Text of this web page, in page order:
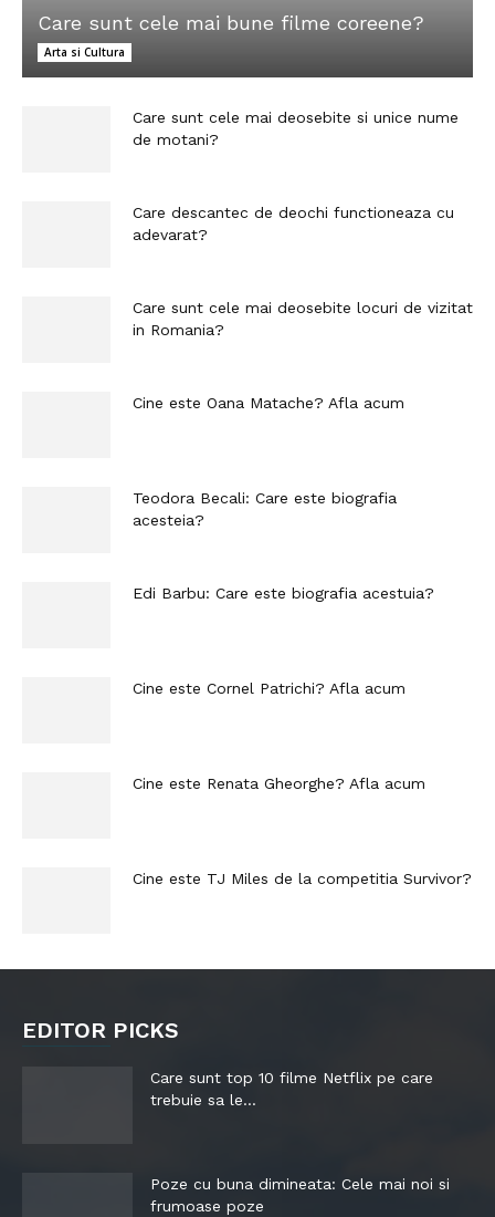
Care sunt cele mai bune filme coreene?
Arta si Cultura
Care sunt cele mai deosebite si unice nume
de motani?
Care descantec de deochi functioneaza cu
adevarat?
Care sunt cele mai deosebite locuri de vizitat
in Romania?
Cine este Oana Matache? Afla acum
Teodora Becali: Care este biografia
acesteia?
Edi Barbu: Care este biografia acestuia?
Cine este Cornel Patrichi? Afla acum
Cine este Renata Gheorghe? Afla acum
Cine este TJ Miles de la competitia Survivor?
EDITOR PICKS
Care sunt top 10 filme Netflix pe care
trebuie sa le...
Poze cu buna dimineata: Cele mai noi si
frumoase poze